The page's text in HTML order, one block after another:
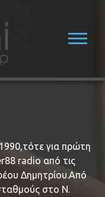
για πρώτη
radio από τις
Δημητρίου.Από
στο Ν.